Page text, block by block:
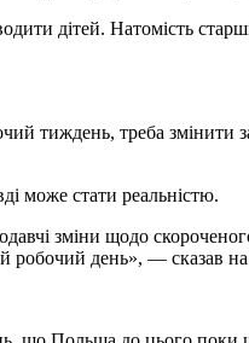
дітей. Натомість
тиждень, треба змінити
може стати реальністю.
зміни щодо
день», — сказав